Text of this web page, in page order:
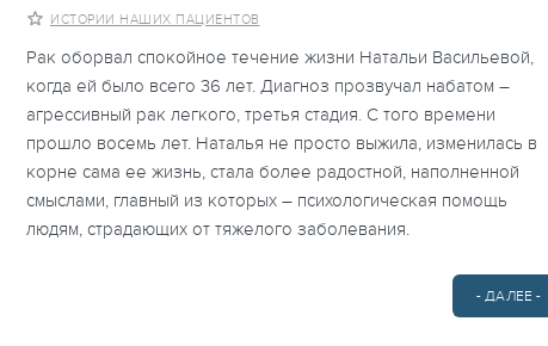
ИСТОРИИ НАШИХ ПАЦИЕНТОВ
Рак оборвал спокойное течение жизни Натальи Васильевой,
когда ей было всего 36 лет. Диагноз прозвучал набатом –
агрессивный рак легкого, третья стадия. С того времени
прошло восемь лет. Наталья не просто выжила, изменилась в
корне сама ее жизнь, стала более радостной, наполненной
смыслами, главный из которых – психологическая помощь
людям, страдающих от тяжелого заболевания.
- ДАЛЕЕ -